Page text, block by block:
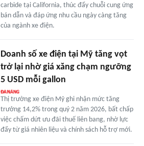
carbide tại California, thúc đẩy chuỗi cung ứng
bán dẫn và đáp ứng nhu cầu ngày càng tăng
của ngành xe điện.
Doanh số xe điện tại Mỹ tăng vọt
trở lại nhờ giá xăng chạm ngưỡng
5 USD mỗi gallon
Thị trường xe điện Mỹ ghi nhận mức tăng
trưởng 14,2% trong quý 2 năm 2026, bất chấp
việc chấm dứt ưu đãi thuế liên bang, nhờ lực
đẩy từ giá nhiên liệu và chính sách hỗ trợ mới.